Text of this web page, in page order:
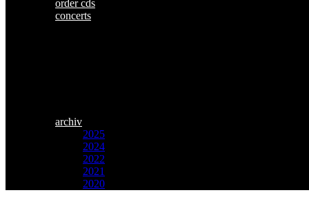
order cds
concerts
archiv
2025
2024
2022
2021
2020